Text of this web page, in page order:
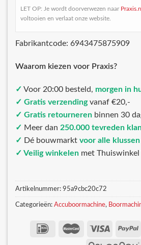
LET OP: Je wordt doorverwezen naar Praxis.nl
voltooien en verlaat onze website.
Fabrikantcode: 6943475875909
Waarom kiezen voor Praxis?
✓ Voor 20:00 besteld, morgen in
✓ Gratis verzendingvanaf €20,-
✓ Gratis retourneren binnen 30
✓ Meer dan 250.000 tevreden
✓ Dé bouwmarkt voor alle klussen
✓ Veilig winkelen met
Artikelnummer: 95a9cbc20c72
Categorieën: Accuboormachine,